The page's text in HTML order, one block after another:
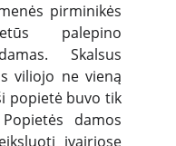
pirminikės
palepino
Skalsus
viliojo ne vieną
popietė buvo tik
damos
įvairiose